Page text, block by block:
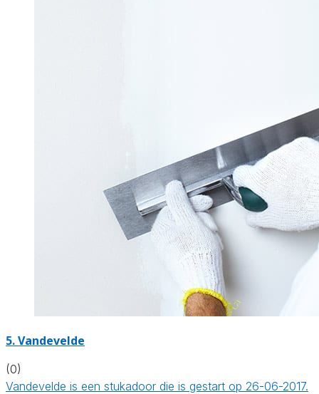
5. Vandevelde
(0)
Vandevelde is een stukadoor die is gestart op 26-06-2017.